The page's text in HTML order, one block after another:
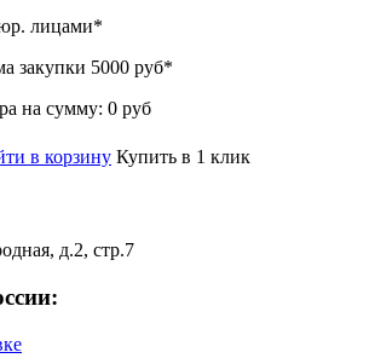
лицами*
закупки 5000 руб*
на сумму: 0 руб
в корзину Купить в 1 клик
д.2, стр.7